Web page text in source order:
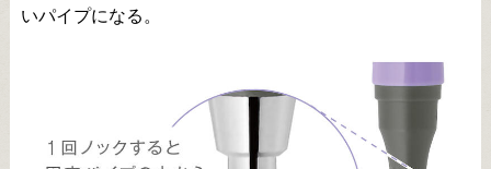
いパイプになる。